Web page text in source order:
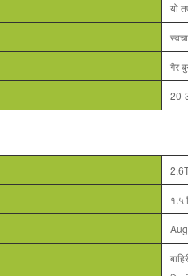
यो
गैर
20-
१.५